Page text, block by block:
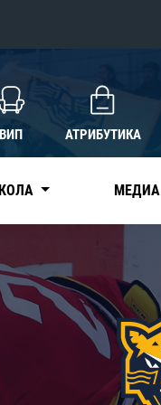
ВИП АТРИБУТИКА
МЕДИА